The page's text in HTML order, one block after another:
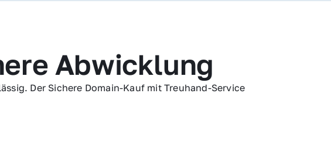
Abwicklung
Der Sichere Domain-Kauf mit Treuhand-Service